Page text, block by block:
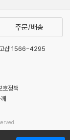
주문/배송
샵 1566-4295
호정책